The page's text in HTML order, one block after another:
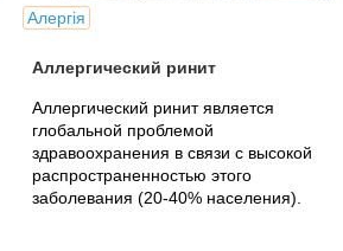
Алергія
Аллергический ринит
Аллергический ринит является
глобальной проблемой
здравоохранения в связи с высокой
распространенностью этого
заболевания (20-40% населения).